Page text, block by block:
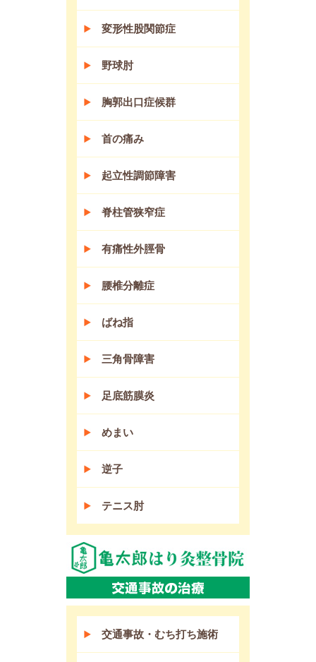
変形性股関節症
野球肘
胸郭出口症候群
首の痛み
起立性調節障害
脊柱管狭窄症
有痛性外脛骨
腰椎分離症
ばね指
三角骨障害
足底筋膜炎
めまい
逆子
テニス肘
交通事故・むち打ち施術